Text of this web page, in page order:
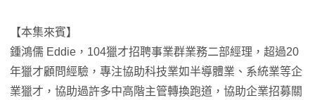
【本集來賓】
鍾鴻儒 Eddie，104獵才招聘事業群業務二部經理，超過20
年獵才顧問經驗，專注協助科技業如半導體業、系統業等企
業獵才，協助過許多中高階主管轉換跑道，協助企業招募關